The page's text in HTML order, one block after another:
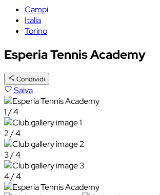
Campi
Italia
Torino
Esperia Tennis Academy
Condividi
Salva
1 / 4
2 / 4
3 / 4
4 / 4